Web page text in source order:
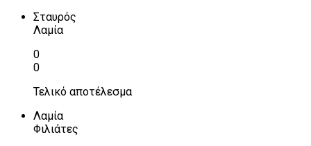
Σταυρός
Λαμία
0
0
Τελικό αποτέλεσμα
Λαμία
Φιλιάτες